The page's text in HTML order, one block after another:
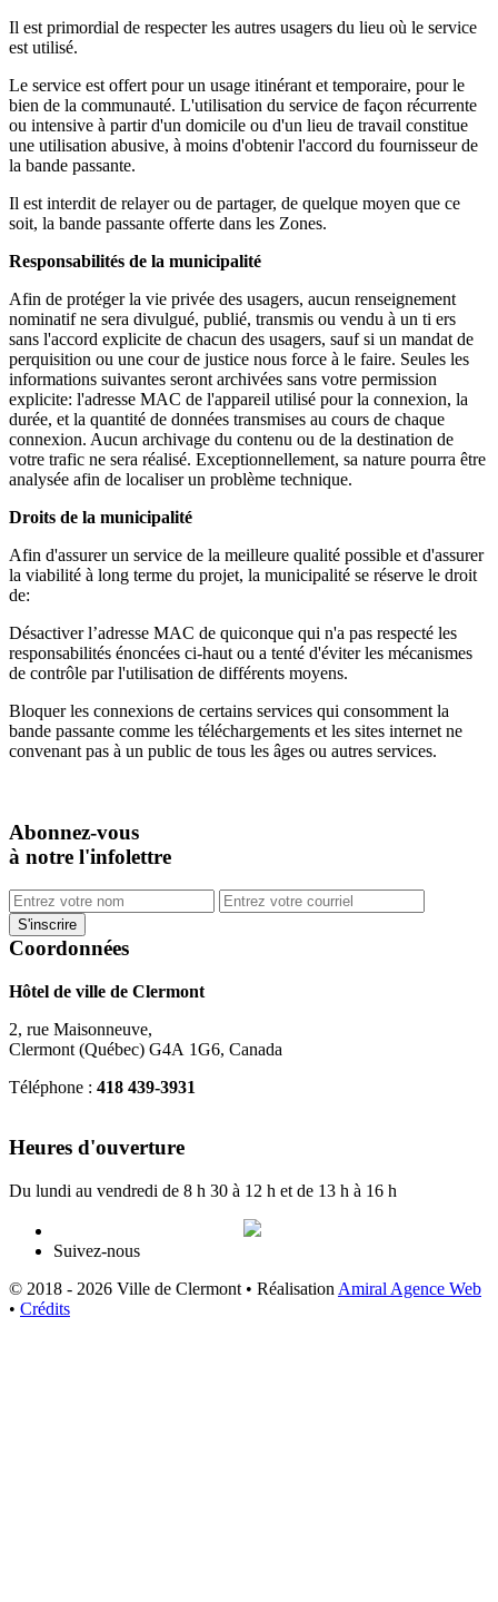
Il est primordial de respecter les autres usagers du lieu où le service
est utilisé.
Le service est offert pour un usage itinérant et temporaire, pour le
bien de la communauté. L'utilisation du service de façon récurrente
ou intensive à partir d'un domicile ou d'un lieu de travail constitue
une utilisation abusive, à moins d'obtenir l'accord du fournisseur de
la bande passante.
Il est interdit de relayer ou de partager, de quelque moyen que ce
soit, la bande passante offerte dans les Zones.
Responsabilités de la municipalité
Afin de protéger la vie privée des usagers, aucun renseignement
nominatif ne sera divulgué, publié, transmis ou vendu à un ti ers
sans l'accord explicite de chacun des usagers, sauf si un mandat de
perquisition ou une cour de justice nous force à le faire. Seules les
informations suivantes seront archivées sans votre permission
explicite: l'adresse MAC de l'appareil utilisé pour la connexion, la
durée, et la quantité de données transmises au cours de chaque
connexion. Aucun archivage du contenu ou de la destination de
votre trafic ne sera réalisé. Exceptionnellement, sa nature pourra être
analysée afin de localiser un problème technique.
Droits de la municipalité
Afin d'assurer un service de la meilleure qualité possible et d'assurer
la viabilité à long terme du projet, la municipalité se réserve le droit
de:
Désactiver l’adresse MAC de quiconque qui n'a pas respecté les
responsabilités énoncées ci-haut ou a tenté d'éviter les mécanismes
de contrôle par l'utilisation de différents moyens.
Bloquer les connexions de certains services qui consomment la
bande passante comme les téléchargements et les sites internet ne
convenant pas à un public de tous les âges ou autres services.
Abonnez-vous
à notre l'infolettre
Coordonnées
Hôtel de ville de Clermont
2, rue Maisonneuve,
Clermont (Québec) G4A 1G6, Canada
Téléphone : 418 439-3931
Heures d'ouverture
Du lundi au vendredi de 8 h 30 à 12 h et de 13 h à 16 h
Suivez-nous
© 2018 - 2026 Ville de Clermont • Réalisation Amiral Agence Web
• Crédits